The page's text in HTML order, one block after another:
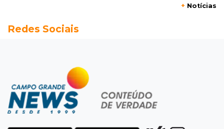
Pantaneiro que salvou fazenda com diques
Operação Lívia
Discord é investigado por falha na proteção
de menores após morte de adolescente
+ Notícias
Redes Sociais